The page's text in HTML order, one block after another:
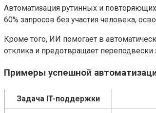
Автоматизация рутинных и
60% запросов без участия человека,
Кроме того, ИИ помогает в
отклика и предотвращает
Примеры успешной
Задача IT-поддержки